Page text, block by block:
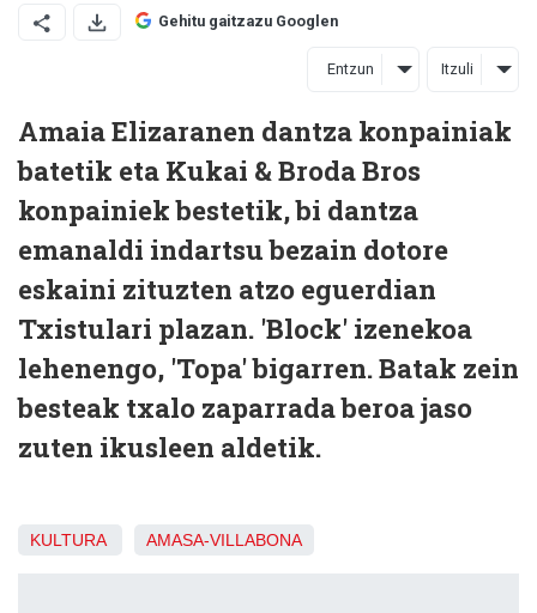
Gehitu gaitzazu Googlen
Entzun Itzuli
Amaia Elizaranen dantza konpainiak
batetik eta Kukai & Broda Bros
konpainiek bestetik, bi dantza
emanaldi indartsu bezain dotore
eskaini zituzten atzo eguerdian
Txistulari plazan. 'Block' izenekoa
lehenengo, 'Topa' bigarren. Batak zein
besteak txalo zaparrada beroa jaso
zuten ikusleen aldetik.
KULTURA AMASA-VILLABONA